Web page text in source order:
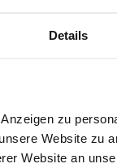
Details
zu
Website zu
Website an